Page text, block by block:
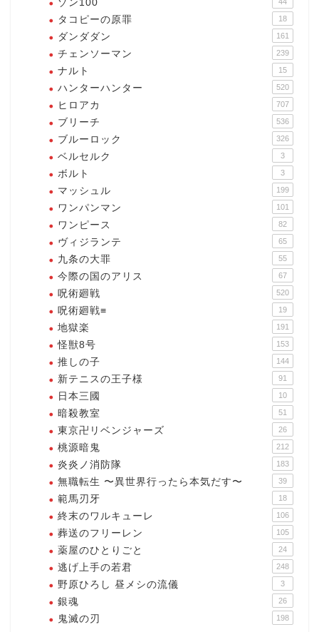
ゾン100
タコピーの原罪 18
ダンダダン 161
チェンソーマン 239
ナルト 15
ハンターハンター 520
ヒロアカ 707
ブリーチ 536
ブルーロック 326
ベルセルク 3
ボルト 3
マッシュル 199
ワンパンマン 101
ワンピース 82
ヴィジランテ 65
九条の大罪 55
今際の国のアリス 67
呪術廻戦 520
呪術廻戦≡ 19
地獄楽 191
怪獣8号 153
推しの子 144
新テニスの王子様 91
日本三國 10
暗殺教室 51
東京卍リベンジャーズ 26
桃源暗鬼 212
炎炎ノ消防隊 183
無職転生 〜異世界行ったら本気だす〜 39
範馬刃牙 18
終末のワルキューレ 106
葬送のフリーレン 105
薬屋のひとりごと 24
逃げ上手の若君 248
野原ひろし 昼メシの流儀 3
銀魂 26
鬼滅の刃 198